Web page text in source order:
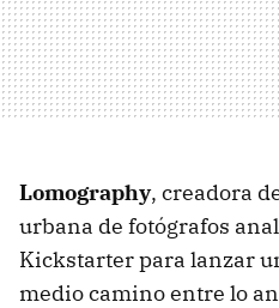
Lomography, creadora
urbana de fotógrafos
Kickstarter para lanzar
medio camino entre lo